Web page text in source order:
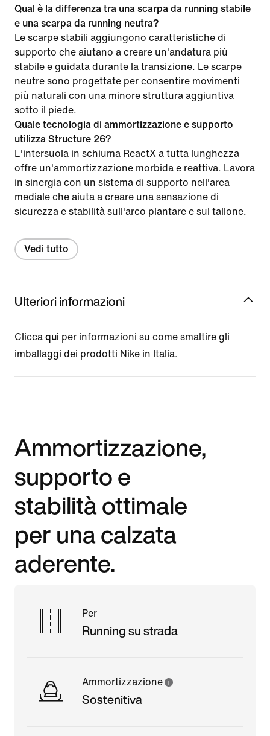
Qual è la differenza tra una scarpa da running stabile
e una scarpa da running neutra?
Le scarpe stabili aggiungono caratteristiche di
supporto che aiutano a creare un'andatura più
stabile e guidata durante la transizione. Le scarpe
neutre sono progettate per consentire movimenti
più naturali con una minore struttura aggiuntiva
sotto il piede.
Quale tecnologia di ammortizzazione e supporto
utilizza Structure 26?
L'intersuola in schiuma ReactX a tutta lunghezza
offre un'ammortizzazione morbida e reattiva. Lavora
in sinergia con un sistema di supporto nell'area
mediale che aiuta a creare una sensazione di
sicurezza e stabilità sull'arco plantare e sul tallone.
Vedi tutto
Ulteriori informazioni
Clicca qui per informazioni su come smaltire gli
imballaggi dei prodotti Nike in Italia.
Ammortizzazione,
supporto e
stabilità ottimale
per una calzata
aderente.
Per
Running su strada
Ammortizzazione
Sostenitiva